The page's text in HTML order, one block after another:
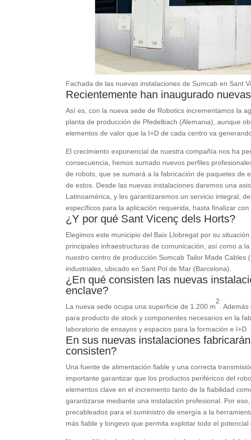
Fachada de las nuevas instalaciones de Sumcab en Sant
Recientemente han inaugurado
Así es, con la nueva sede de Robotics incrementamos la
planta de producción de Pfedelbach (Alemania), aunque
elementos de valor que la I+D de cada centro va
El crecimiento exponencial de nuestra compañía nos ha
consecuencia, hemos sumado nuevos perfiles
de robots, que se sumará a la fabricación de paquetes de
de estos. Desde las nuevas instalaciones daremos una
Latinoamérica, y les garantizaremos un servicio integral,
específicos para la aplicación requerida, hasta finalizar
¿Y por qué Sant Vicenç dels Horts?
Elegimos este municipio del Baix Llobregat por su
principales infraestructuras de comunicación, así como a
nuestro centro de producción Sumcab Tailor Made
industriales, ubicado en Sant Pol de Mar (Barcelona).
¿En qué consisten las nuevas
enclave?
La nueva sede ocupa una superficie de 1.200 m
2
.
para producto de stock y componentes necesarios en la
laboratorio de ensayos y espacios para la formación e I+D.
En sus nuevas instalaciones
consisten?
Una fuente de alimentación fiable y una correcta
importante garantizar que los productos periféricos del
elementos clave en el incremento tanto de la fiabilidad
garantizarse mediante una instalación profesional. Por
precableados para el suministro de energía a la
más fiable y longevo que permita explotar todo el potencial